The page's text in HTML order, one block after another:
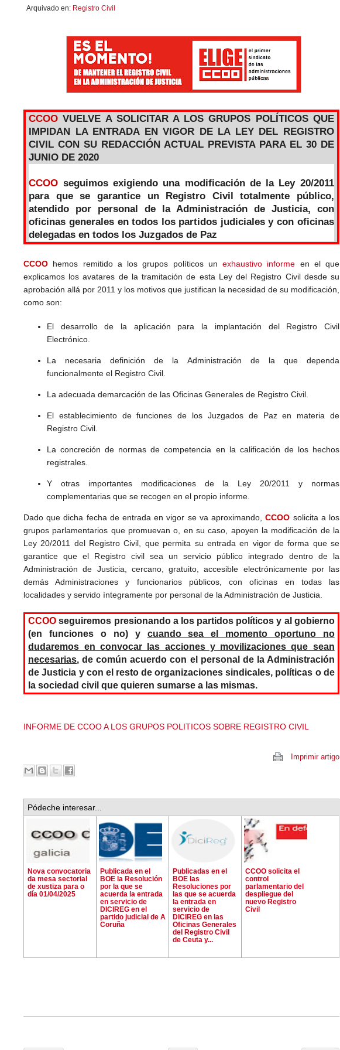
Arquivado en: Registro Civil
CCOO VUELVE A SOLICITAR A LOS GRUPOS POLÍTICOS QUE
IMPIDAN LA ENTRADA EN VIGOR DE LA LEY DEL REGISTRO
CIVIL CON SU REDACCIÓN ACTUAL PREVISTA PARA EL 30 DE
JUNIO DE 2020
CCOO seguimos exigiendo una modificación de la Ley 20/2011
para que se garantice un Registro Civil totalmente público,
atendido por personal de la Administración de Justicia, con
oficinas generales en todos los partidos judiciales y con oficinas
delegadas en todos los Juzgados de Paz
CCOO hemos remitido a los grupos políticos un exhaustivo informe en el que
explicamos los avatares de la tramitación de esta Ley del Registro Civil desde su
aprobación allá por 2011 y los motivos que justifican la necesidad de su modificación,
como son:
El desarrollo de la aplicación para la implantación del Registro Civil
Electrónico.
La necesaria definición de la Administración de la que dependa
funcionalmente el Registro Civil.
La adecuada demarcación de las Oficinas Generales de Registro Civil.
El establecimiento de funciones de los Juzgados de Paz en materia de
Registro Civil.
La concreción de normas de competencia en la calificación de los hechos
registrales.
Y otras importantes modificaciones de la Ley 20/2011 y normas
complementarias que se recogen en el propio informe.
Dado que dicha fecha de entrada en vigor se va aproximando,CCOO solicita a los
grupos parlamentarios que promuevan o, en su caso, apoyen la modificación de la
Ley 20/2011 del Registro Civil, que permita su entrada en vigor de forma que se
garantice que el Registro civil sea un servicio público integrado dentro de la
Administración de Justicia, cercano, gratuito, accesible electrónicamente por las
demás Administraciones y funcionarios públicos, con oficinas en todas las
localidades y servido íntegramente por personal de la Administración de Justicia.
CCOO seguiremos presionando a los partidos políticos y al gobierno
(en funciones o no) y cuando sea el momento oportuno no
dudaremos en convocar las acciones y movilizaciones que sean
necesarias, de común acuerdo con el personal de la Administración
de Justicia y con el resto de organizaciones sindicales, políticas o de
la sociedad civil que quieren sumarse a las mismas.
INFORME DE CCOO A LOS GRUPOS POLITICOS SOBRE REGISTRO CIVIL
Imprimir artigo
Pódeche interesar...
Nova convocatoria
da mesa sectorial
de xustiza para o
día 01/04/2025
Publicada en el
BOE la Resolución
por la que se
acuerda la entrada
en servicio de
DICIREG en el
partido judicial de A
Coruña
Publicadas en el
BOE las
Resoluciones por
las que se acuerda
la entrada en
servicio de
DICIREG en las
Oficinas Generales
del Registro Civil
de Ceuta y...
CCOO solicita el
control
parlamentario del
despliegue del
nuevo Registro
Civil